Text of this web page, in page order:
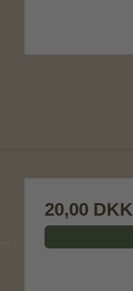
20,00 DKK